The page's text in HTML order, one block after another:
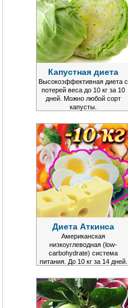
Капустная диета
Высокоэффективная диета с
потерей веса до 10 кг за 10
дней. Можно любой сорт
капусты.
Диета Аткинса
Американская
низкоуглеводная (low-
carbohydrate) система
питания. До 10 кг за 14 дней.